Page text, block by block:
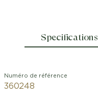
Specifications
Numéro de référence
360248